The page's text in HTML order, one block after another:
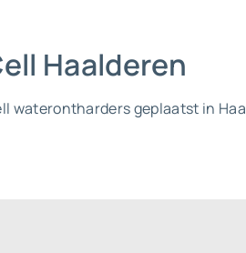
Haalderen
waterontharders geplaatst in